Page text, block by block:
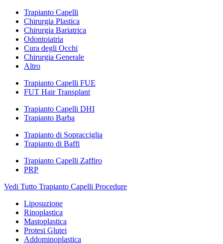
Trapianto Capelli
Chirurgia Plastica
Chirurgia Bariatrica
Odontoiatria
Cura degli Occhi
Chirurgia Generale
Altro
Trapianto Capelli FUE
FUT Hair Transplant
Trapianto Capelli DHI
Trapianto Barba
Trapianto di Sopracciglia
Trapianto di Baffi
Trapianto Capelli Zaffiro
PRP
Vedi Tutto Trapianto Capelli Procedure
Liposuzione
Rinoplastica
Mastoplastica
Protesi Glutei
Addominoplastica